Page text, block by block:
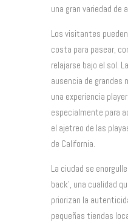
una gran variedad de
Los visitantes
costa para pasear,
relajarse bajo el sol.
ausencia de grandes
una experiencia
especialmente para
el ajetreo de las
de California.
La ciudad se
back’, una cualidad
priorizan la
pequeñas tiendas